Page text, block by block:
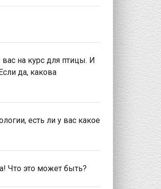
на курс для птицы. И
да, какова
есть ли у вас какое
Что это может быть?